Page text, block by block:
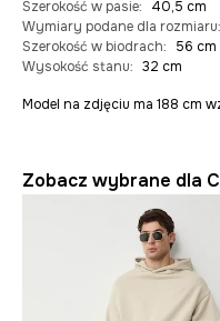
Szerokość w pasie:
40,5 cm
Wymiary podane dla rozmiaru:
Szerokość w biodrach:
56 cm
Wysokość stanu: 32 cm
Model na zdjęciu ma 188 cm
Zobacz wybrane dla